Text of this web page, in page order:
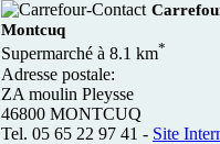
Montcuq
Supermarché à 8.1 km*
Adresse postale:
ZA moulin Pleysse
46800 MONTCUQ
Tel. 05 65 22 97 41 - Site